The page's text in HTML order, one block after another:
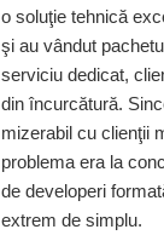
o soluţie tehnică
şi au vândut
serviciu dedicat,
din încurcătură.
mizerabil cu clienţii
problema era la
de developeri
extrem de simplu.